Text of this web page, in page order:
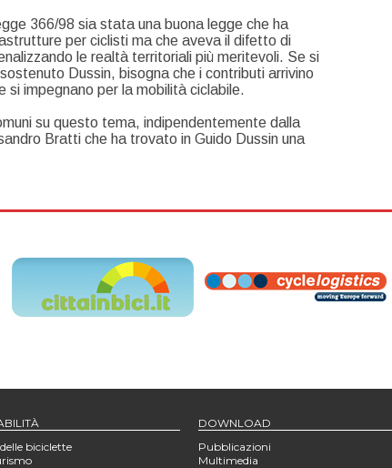
366/98 sia stata una buona legge che ha
per ciclisti ma che aveva il difetto di
le realtà territoriali più meritevoli. Se si
Dussin, bisogna che i contributi arrivino
impegnano per la mobilità ciclabile.
su questo tema, indipendentemente dalla
Bratti che ha trovato in Guido Dussin una
biciclette
DOWNLOAD
Pubblicazioni
Multimedia